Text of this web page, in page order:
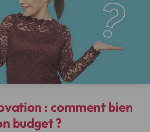
: comment bien
budget?